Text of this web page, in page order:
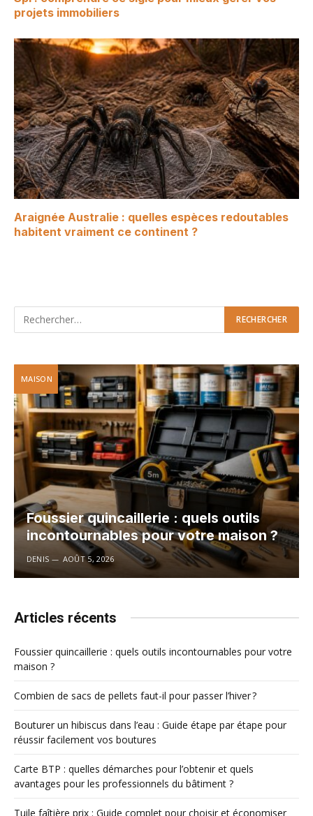
projets immobiliers
Araignée Australie : quelles espèces redoutables
habitent vraiment ce continent ?
MAISON
Foussier quincaillerie : quels outils
incontournables pour votre maison ?
DENIS AOÛT 5, 2026
Articles récents
Foussier quincaillerie : quels outils incontournables pour votre
maison ?
Combien de sacs de pellets faut-il pour passer l’hiver ?
Bouturer un hibiscus dans l’eau : Guide étape par étape pour
réussir facilement vos boutures
Carte BTP : quelles démarches pour l’obtenir et quels
avantages pour les professionnels du bâtiment ?
Tuile faîtière prix : Guide complet pour choisir et économiser